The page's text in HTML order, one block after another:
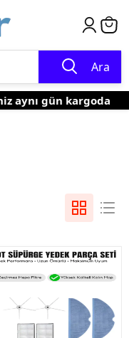
Ara
gün kargoda